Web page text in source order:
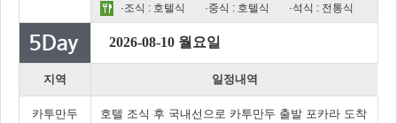
·조식 : 호텔식 ·중식 : 호텔식 ·석식 : 전통식
2026-08-10 월요일
지역 일정내역
카투만두
호텔 조식 후 국내선으로 카투만두 출발 포카라 도착